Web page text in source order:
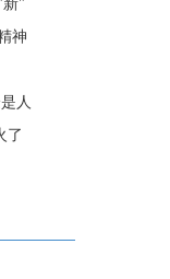
新"
神
人
了